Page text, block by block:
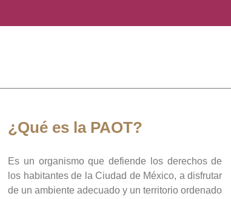
¿Qué es la PAOT?
Es un organismo que defiende los derechos de
los habitantes de la Ciudad de México, a disfrutar
de un ambiente adecuado y un territorio ordenado